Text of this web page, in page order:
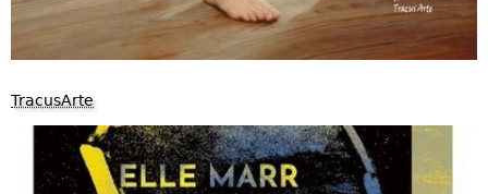
TracusArte